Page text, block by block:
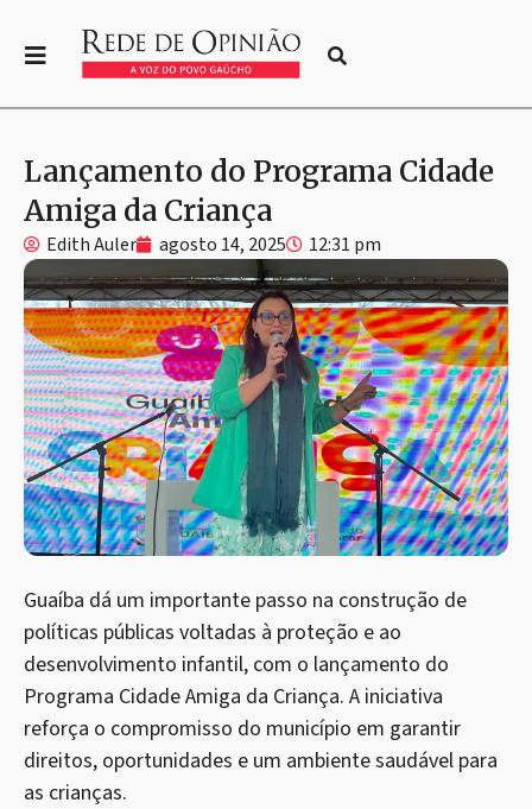
Lançamento do Programa Cidade
Amiga da Criança
Edith Auler agosto 14, 2025 12:31 pm
Guaíba dá um importante passo na construção de
políticas públicas voltadas à proteção e ao
desenvolvimento infantil, com o lançamento do
Programa Cidade Amiga da Criança. A iniciativa
reforça o compromisso do município em garantir
direitos, oportunidades e um ambiente saudável para
as crianças.